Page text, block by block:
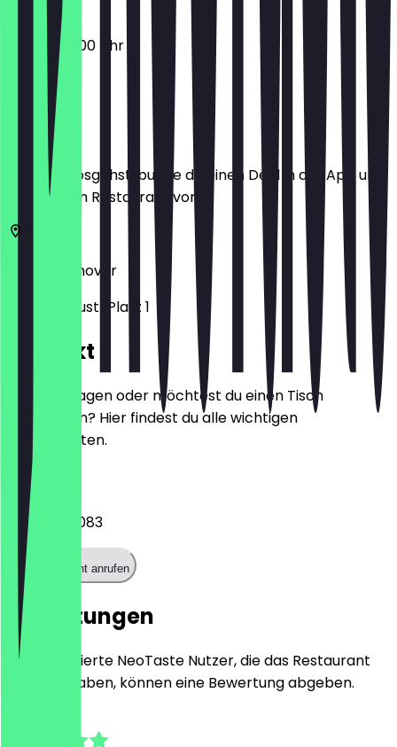
08:30 - 22:00 Uhr
Bevor du losgehst, buche dir einen Deal in der App und
zeige ihn im Restaurant vor.
Hannover
Ernst-August-Platz 1
Kontakt
Hast du Fragen oder möchtest du einen Tisch
reservieren? Hier findest du alle wichtigen
Kontaktdaten.
Telefon
06924756083
Restaurant anrufen
Bewertungen
Nur registrierte NeoTaste Nutzer, die das Restaurant
besucht haben, können eine Bewertung abgeben.